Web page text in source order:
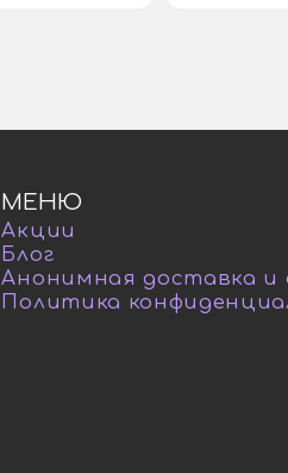
МЕНЮ
Акции
Блог
Анонимная доставка и
Политика